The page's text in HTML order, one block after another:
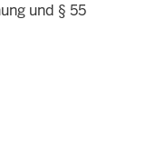
und § 55